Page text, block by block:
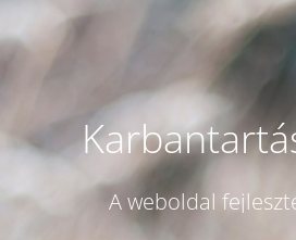
A weboldal